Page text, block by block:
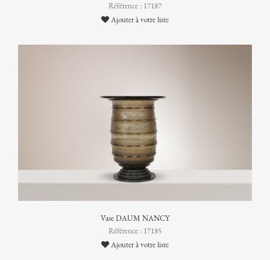
Référence : 17187
Ajouter à votre liste
Vase DAUM NANCY
Référence : 17185
Ajouter à votre liste